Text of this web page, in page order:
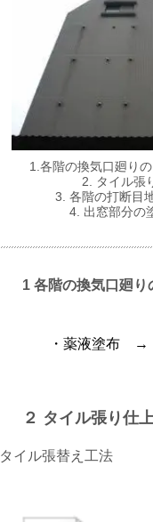
1.各階の換気口廻り
2. タイル張
3. 各階の打断目
4. 出窓部分の
1 各階の換気口廻
・薬液塗布
２ タイル張り仕
タイル張替え工法